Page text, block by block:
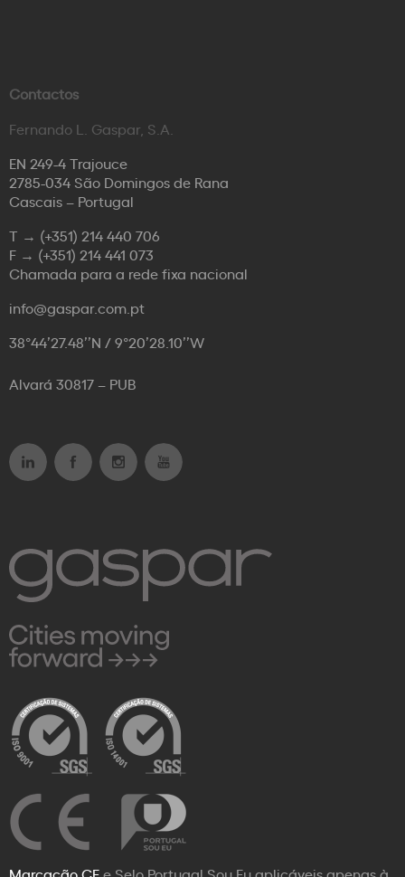
Contactos
Fernando L. Gaspar, S.A.
EN 249-4 Trajouce
2785-034 São Domingos de Rana
Cascais – Portugal
T → (+351) 214 440 706
F → (+351) 214 441 073
Chamada para a rede fixa nacional
info@gaspar.com.pt
38°44’27.48’’N / 9°20’28.10’’W
Alvará 30817 – PUB